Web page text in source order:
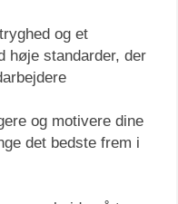
og et
høje standarder, der
og motivere dine
det bedste frem i